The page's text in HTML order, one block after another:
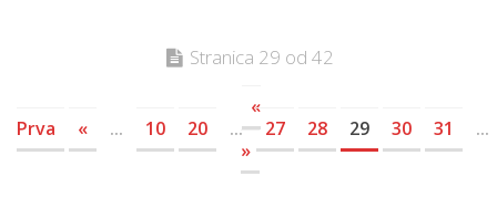
Stranica 29 od 42
«
Prva
« ... 10 20 ... 27 28 29 30 31
...
»